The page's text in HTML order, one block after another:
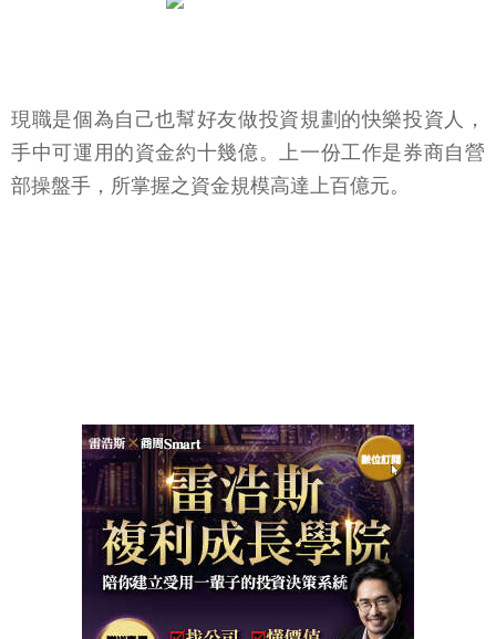
現職是個為自己也幫好友做投資規劃的快樂投資人，
手中可運用的資金約十幾億。上一份工作是券商自營
部操盤手，所掌握之資金規模高達上百億元。